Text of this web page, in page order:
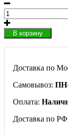
В корзину
Доставка по
Самовывоз: ПН-
Оплата:
Доставка по